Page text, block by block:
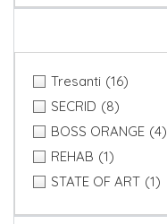
Tresanti (16)
SECRID (8)
BOSS ORANGE (4)
REHAB (1)
STATE OF ART (1)